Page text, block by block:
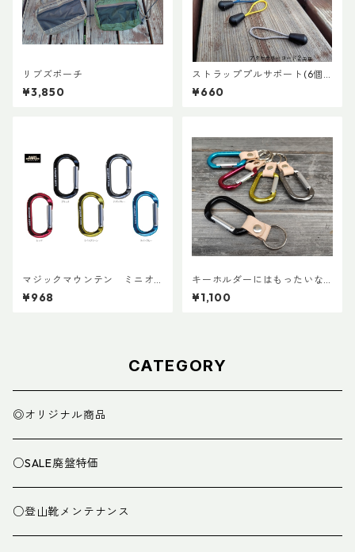
リブズポーチ
¥3,850
ストラッププルサポート(6個
セット)
¥660
マジックマウンテン ミニオ
ーバルビナー
¥968
キーホルダーにはもったいな
いカラビナで作ったキーホル
ダー
¥1,100
CATEGORY
◎オリジナル商品
○SALE廃盤特価
○登山靴メンテナンス